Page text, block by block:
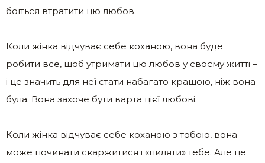
боїться втратити цю любов.
Коли жінка відчуває себе коханою, вона буде
робити все, щоб утримати цю любов у своєму житті –
і це значить для неї стати набагато кращою, ніж вона
була. Вона захоче бути варта цієї любові.
Коли жінка відчуває себе коханою з тобою, вона
може починати скаржитися і «пиляти» тебе. Але це